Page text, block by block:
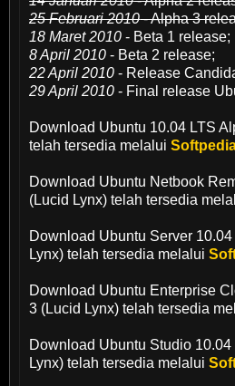
25 Februari 2010- Alpha 3
18 Maret 2010 - Beta 1 release;
8 April 2010 - Beta 2 release;
22 April 2010 - Release
29 April 2010 - Final release
Download Ubuntu 10.04 LTS
telah tersedia melalui
Download Ubuntu Netbook
(Lucid Lynx) telah tersedia
Download Ubuntu Server
Lynx) telah tersedia melalui
Download Ubuntu Enterprise
3 (Lucid Lynx) telah tersedia
Download Ubuntu Studio 10.04
Lynx) telah tersedia melalui